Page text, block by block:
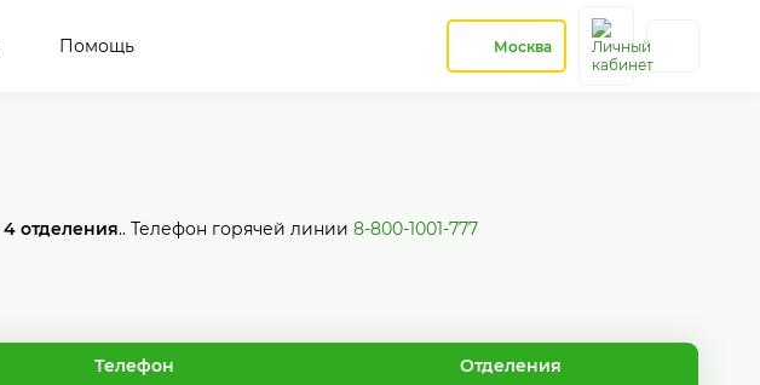
Помощь Москва
4 отделения.. Телефон горячей линии 8-800-1001-777
Телефон Отделения